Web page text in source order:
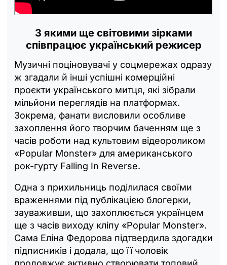
З якими ще світовими зірками
співпрацює український режисер
Музичні поціновувачі у соцмережах одразу
ж згадали й інші успішні комерційні
проєкти українського митця, які зібрали
мільйони переглядів на платформах.
Зокрема, фанати висловили особливе
захоплення його творчим баченням ще з
часів роботи над культовим відеороликом
«Popular Monster» для американського
рок-гурту Falling In Reverse.
Одна з прихильниць поділилася своїми
враженнями під публікацією блогерки,
зауваживши, що захоплюється українцем
ще з часів виходу кліпу «Popular Monster».
Сама Еліна Федорова підтвердила здогадки
підписників і додала, що її чоловік